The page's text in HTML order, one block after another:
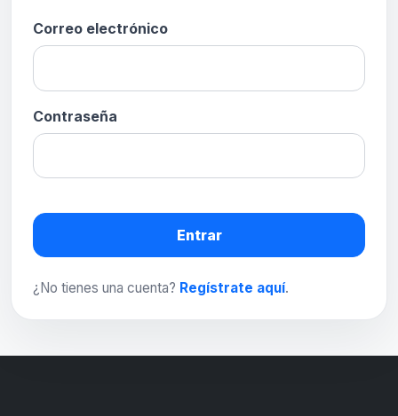
Correo electrónico
Contraseña
Entrar
¿No tienes una cuenta? Regístrate aquí.